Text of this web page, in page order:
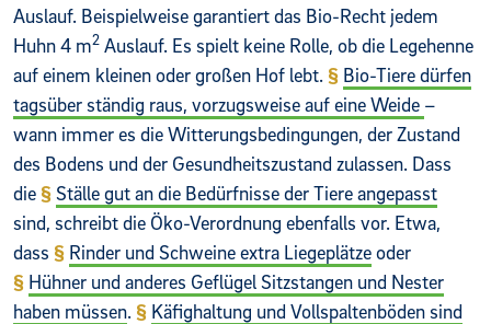
Auslauf. Beispielweise garantiert das Bio-Recht jedem
Huhn 4 m2 Auslauf. Es spielt keine Rolle, ob die Legehenne
auf einem kleinen oder großen Hof lebt.
Bio-Tiere dürfen
tagsüber ständig raus, vorzugsweise auf eine Weide –
wann immer es die Witterungsbedingungen, der Zustand
des Bodens und der Gesundheitszustand zulassen. Dass
die
Ställe gut an die Bedürfnisse der Tiere angepasst
sind, schreibt die Öko-Verordnung ebenfalls vor. Etwa,
dass
Rinder und Schweine extra Liegeplätzeoder
Hühner und anderes Geflügel Sitzstangen und Nester
haben müssen.
Käfighaltung und Vollspaltenböden sind